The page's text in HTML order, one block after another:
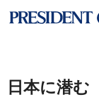
日本に潜む